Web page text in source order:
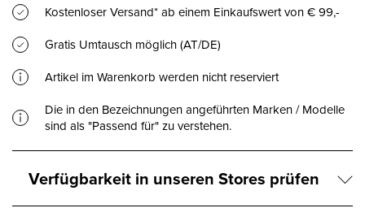
Kostenloser Versand* ab einem Einkaufswert von € 99,-
Gratis Umtausch möglich (AT/DE)
Artikel im Warenkorb werden nicht reserviert
Die in den Bezeichnungen angeführten Marken / Modelle
sind als "Passend für" zu verstehen.
Verfügbarkeit in unseren Stores prüfen